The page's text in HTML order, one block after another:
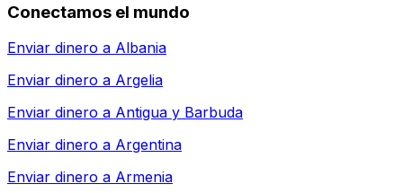
Conectamos el mundo
Enviar dinero a Albania
Enviar dinero a Argelia
Enviar dinero a Antigua y Barbuda
Enviar dinero a Argentina
Enviar dinero a Armenia